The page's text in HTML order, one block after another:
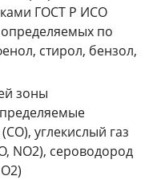
ГОСТ Р ИСО
по
стирол, бензол,
зоны
углекислый газ
NO2), сероводород